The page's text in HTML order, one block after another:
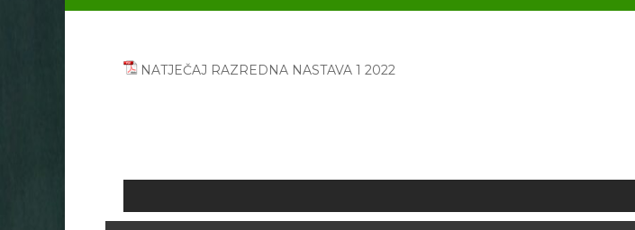
NATJEČAJ RAZREDNA NASTAVA 1 2022